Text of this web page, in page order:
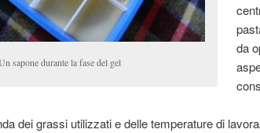
sapone durante la fase del gel
da
dei grassi utilizzati e delle temperature di